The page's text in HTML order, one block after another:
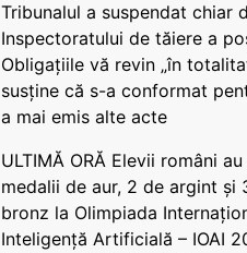
Tribunalul a suspendat chiar
Inspectoratului de tăiere a
Obligațiile vă revin „în
susține că s-a conformat
a mai emis alte acte
ULTIMĂ ORĂ Elevii români
medalii de aur, 2 de argint și
bronz la Olimpiada
Inteligență Artificială – IOAI